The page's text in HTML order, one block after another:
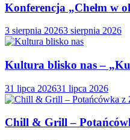
Konferencja „Chełm w
3 sierpnia 20263 sierpnia 2026
Kultura blisko nas –
31 lipca 202631 lipca 2026
Chill & Grill –